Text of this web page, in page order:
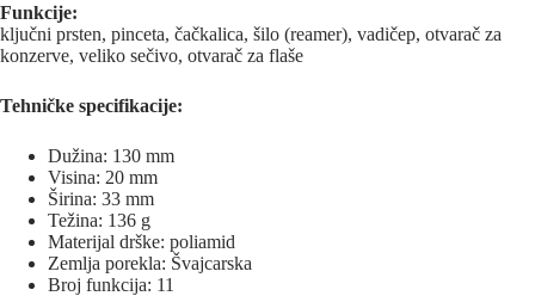
Funkcije:
ključni prsten, pinceta, čačkalica, šilo (reamer), vadičep, otvarač za
konzerve, veliko sečivo, otvarač za flaše
Tehničke specifikacije:
Dužina: 130 mm
Visina: 20 mm
Širina: 33 mm
Težina: 136 g
Materijal drške: poliamid
Zemlja porekla: Švajcarska
Broj funkcija: 11